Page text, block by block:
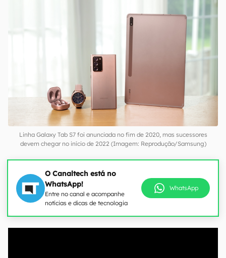
Linha Galaxy Tab S7 foi anunciada no fim de 2020, mas sucessores
devem chegar no início de 2022 (Imagem: Reprodução/Samsung)
O Canaltech está no
WhatsApp!
Entre no canal e acompanhe
notícias e dicas de tecnologia
WhatsApp